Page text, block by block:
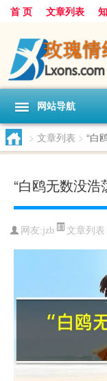
首 页 文章列表
网站导航
> 文章列表 > “白
“白鸥无数没浩
网友:jzb 文章列表